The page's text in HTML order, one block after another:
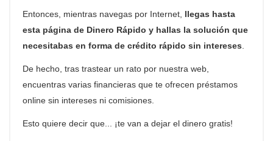
Entonces, mientras navegas por Internet, llegas hasta
esta página de Dinero Rápido y hallas la solución que
necesitabas en forma de crédito rápido sin intereses
De hecho, tras trastear un rato por nuestra web,
encuentras varias financieras que te ofrecen préstamos
online sin intereses ni comisiones.
Esto quiere decir que... ¡te van a dejar el dinero gratis!